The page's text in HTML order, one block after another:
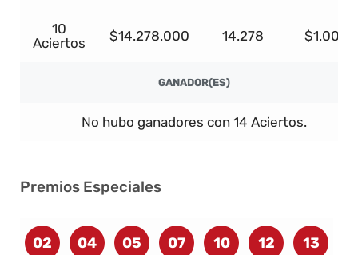
10
Aciertos
$14.278.000 14.278 $1.000
GANADOR(ES)
No hubo ganadores con 14 Aciertos.
Premios Especiales
02 04 05 07 10 12 13